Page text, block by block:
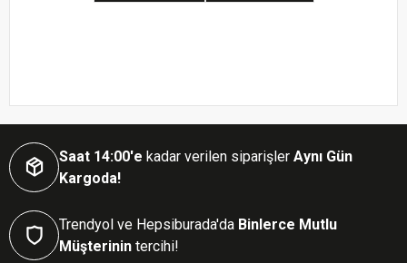
Saat 14:00'e kadar verilen siparişler Aynı Gün
Kargoda!
Trendyol ve Hepsiburada'da Binlerce Mutlu
Müşterinin tercihi!